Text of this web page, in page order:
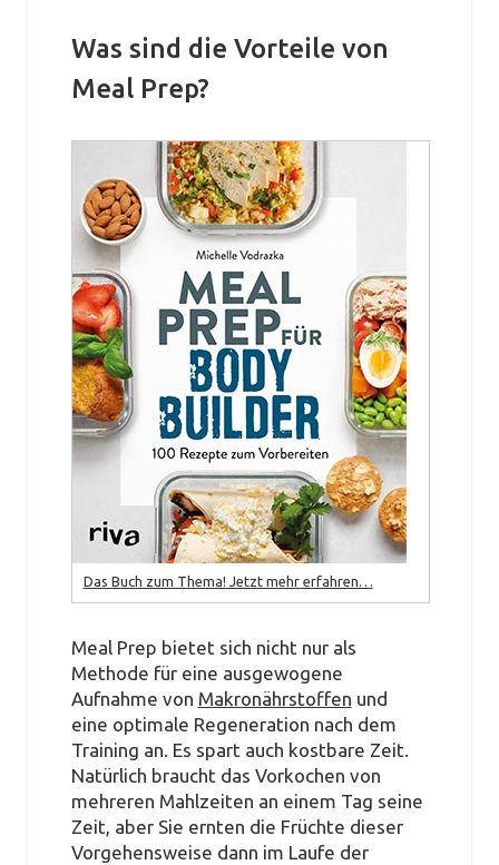
Was sind die Vorteile von
Meal Prep?
Das Buch zum Thema! Jetzt mehr erfahren…
Meal Prep bietet sich nicht nur als
Methode für eine ausgewogene
Aufnahme von Makronährstoffen und
eine optimale Regeneration nach dem
Training an. Es spart auch kostbare Zeit.
Natürlich braucht das Vorkochen von
mehreren Mahlzeiten an einem Tag seine
Zeit, aber Sie ernten die Früchte dieser
Vorgehensweise dann im Laufe der